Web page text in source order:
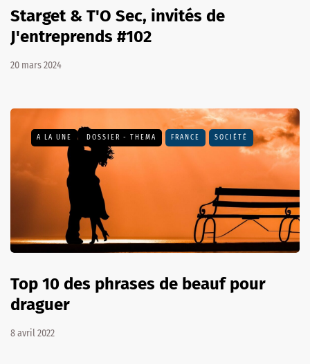
Starget & T'O Sec, invités de
J'entreprends #102
20 mars 2024
A LA UNE DOSSIER - THEMA FRANCE SOCIÉTÉ
Top 10 des phrases de beauf pour
draguer
8 avril 2022